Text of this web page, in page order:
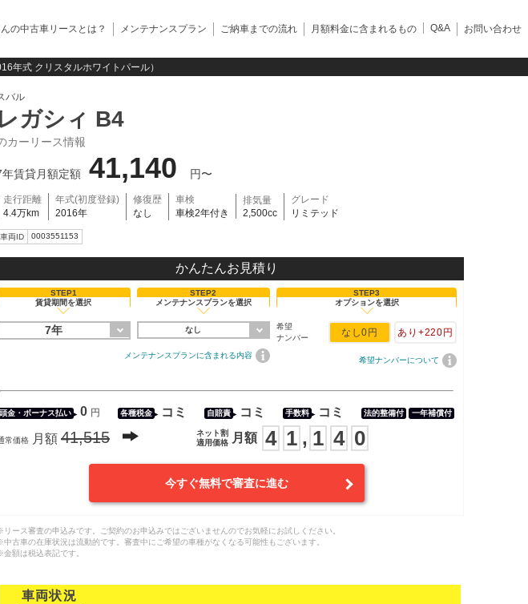
の中古車リースとは？ メンテナンスプラン ご納車までの流れ 月額料金に含まれるもの Q&A お問い合わせ
年式 クリスタルホワイトパール）
バル
レガシィ B4
カーリース情報
年賃貸月額定額 41,140 円〜
走行距離
4.4万km
年式(初度登録)
2016年
修復歴
なし
車検
車検2年付き
排気量
2,500cc
グレード
リミテッド
車両ID 0003551153
かんたんお見積り
STEP1
賃貸期間を選択
7年
STEP2
メンテナンスプランを選択
なし
メンテナンスプランに含まれる内容
STEP3
オプションを選択
希望
ナンバー
なし0円 あり +220円
希望ナンバーについて
頭金・ボーナス払い 0 円 各種税金 コミ 自賠責 コミ 手数料 コミ 法的整備付 一年補償付
常価格 月額 41,515
ネット割
適用価格
月額 4 1 , 1 4 0
今すぐ無料で審査に進む
リース審査の申込みです。ご契約のお申込みではございませんのでお気軽にお試しください。
中古車の在庫状況は流動的です。審査中にご希望の車種がなくなる可能性もございます。
金額は税込表記です。
車両状況